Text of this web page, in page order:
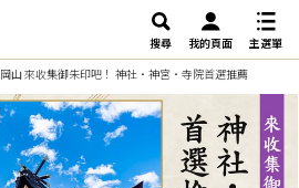
搜尋 我的頁面
主選單
岡山 來收集御朱印吧！ 神社・神宮・寺院首選推薦